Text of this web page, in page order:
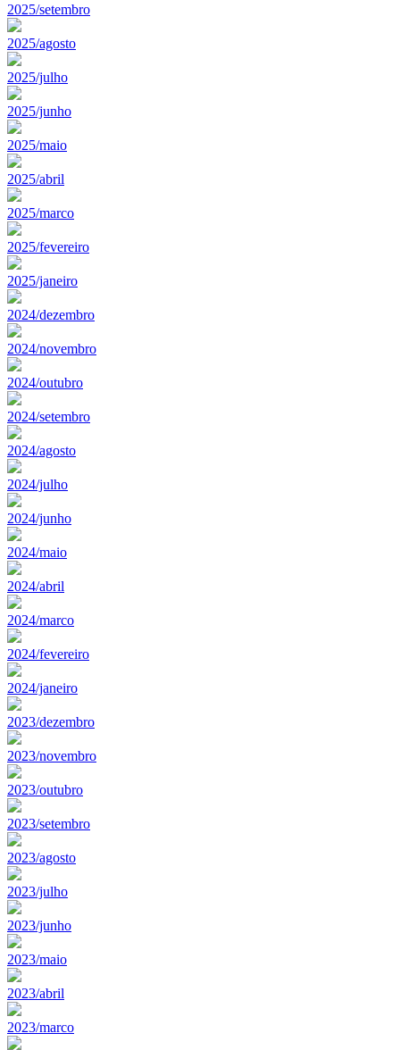
2025/setembro
2025/agosto
2025/julho
2025/junho
2025/maio
2025/abril
2025/marco
2025/fevereiro
2025/janeiro
2024/dezembro
2024/novembro
2024/outubro
2024/setembro
2024/agosto
2024/julho
2024/junho
2024/maio
2024/abril
2024/marco
2024/fevereiro
2024/janeiro
2023/dezembro
2023/novembro
2023/outubro
2023/setembro
2023/agosto
2023/julho
2023/junho
2023/maio
2023/abril
2023/marco